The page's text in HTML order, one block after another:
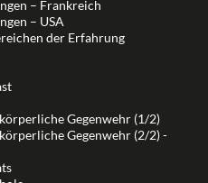
– Frankreich
– USA
der Erfahrung
Gegenwehr (1/2)
Gegenwehr (2/2) -